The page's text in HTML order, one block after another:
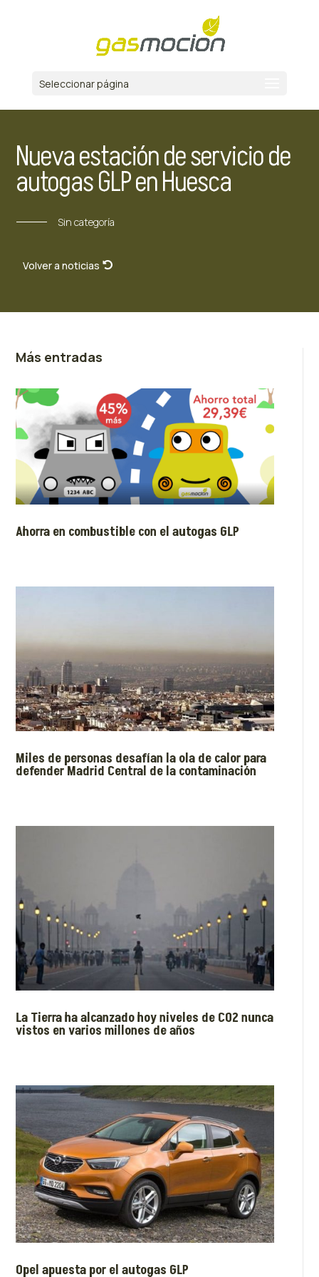
Seleccionar página
Nueva estación de servicio de
autogas GLP en Huesca
Sin categoría
Volver a noticias
Más entradas
Ahorra en combustible con el autogas GLP
Miles de personas desafían la ola de calor para
defender Madrid Central de la contaminación
La Tierra ha alcanzado hoy niveles de CO2 nunca
vistos en varios millones de años
Opel apuesta por el autogas GLP